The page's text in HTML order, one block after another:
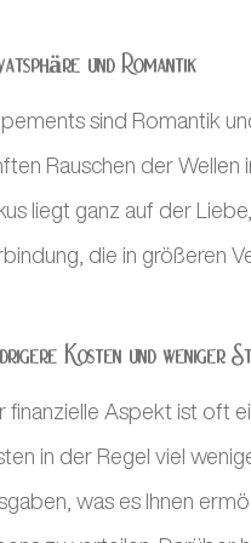
und Romantik
sind Romantik
Rauschen der
liegt ganz auf der
die in größeren
Kosten und weniger
finanzielle Aspekt ist oft
in der Regel viel
was es Ihnen